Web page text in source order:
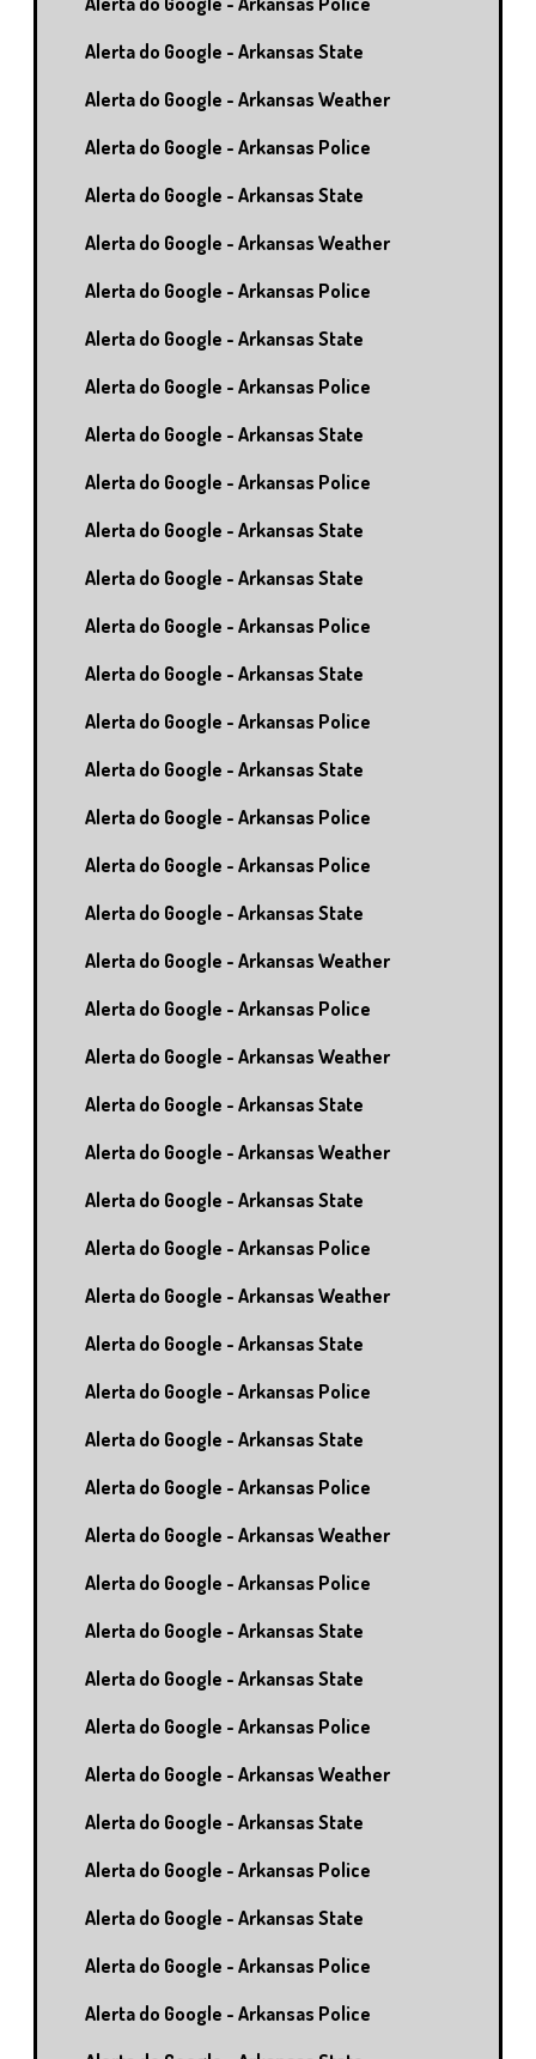
Alerta do Google - Arkansas State
Alerta do Google - Arkansas Weather
Alerta do Google - Arkansas Police
Alerta do Google - Arkansas State
Alerta do Google - Arkansas Weather
Alerta do Google - Arkansas Police
Alerta do Google - Arkansas State
Alerta do Google - Arkansas Police
Alerta do Google - Arkansas State
Alerta do Google - Arkansas Police
Alerta do Google - Arkansas State
Alerta do Google - Arkansas State
Alerta do Google - Arkansas Police
Alerta do Google - Arkansas State
Alerta do Google - Arkansas Police
Alerta do Google - Arkansas State
Alerta do Google - Arkansas Police
Alerta do Google - Arkansas Police
Alerta do Google - Arkansas State
Alerta do Google - Arkansas Weather
Alerta do Google - Arkansas Police
Alerta do Google - Arkansas Weather
Alerta do Google - Arkansas State
Alerta do Google - Arkansas Weather
Alerta do Google - Arkansas State
Alerta do Google - Arkansas Police
Alerta do Google - Arkansas Weather
Alerta do Google - Arkansas State
Alerta do Google - Arkansas Police
Alerta do Google - Arkansas State
Alerta do Google - Arkansas Police
Alerta do Google - Arkansas Weather
Alerta do Google - Arkansas Police
Alerta do Google - Arkansas State
Alerta do Google - Arkansas State
Alerta do Google - Arkansas Police
Alerta do Google - Arkansas Weather
Alerta do Google - Arkansas State
Alerta do Google - Arkansas Police
Alerta do Google - Arkansas State
Alerta do Google - Arkansas Police
Alerta do Google - Arkansas Police